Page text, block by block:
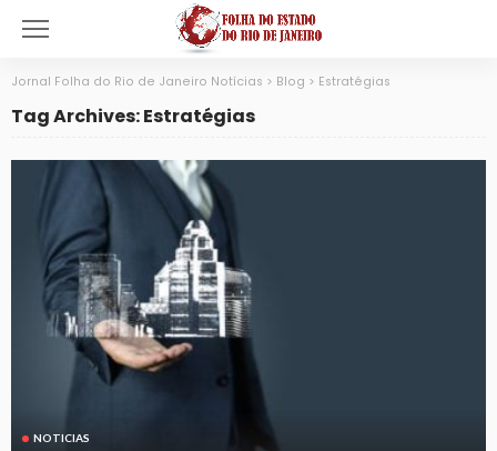
Jornal Folha do Rio de Janeiro Notícias > Blog > Estratégias
Tag Archives: Estratégias
NOTICIAS